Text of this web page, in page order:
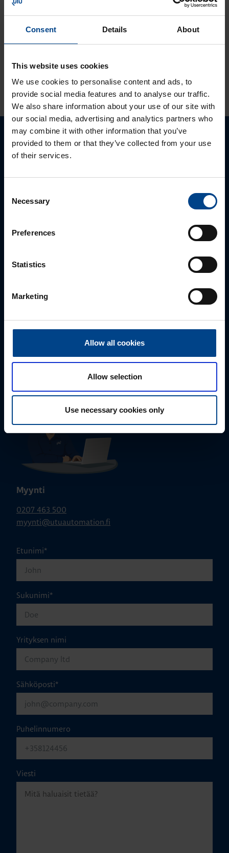
Consent Details About
This website uses cookies
We use cookies to personalise content and ads, to
provide social media features and to analyse our traffic.
We also share information about your use of our site with
our social media, advertising and analytics partners who
may combine it with other information that you’ve
provided to them or that they’ve collected from your use
of their services.
Selection
Necessary
Preferences
Statistics
Marketing
Allow all cookies
Allow selection
Use necessary cookies only
tuotteet jo lähes
30 vuotta
tuotevalikoimassamme
KATSO LISÄÄ ARTIKKELEITA
Ota yhteyttä!
Tekninen tuki
tuki@utuautomation.fi
Myynti
0207 463 500
myynti@utuautomation.fi
Etunimi*
Sukunimi*
Yrityksen nimi
Sähköposti*
Puhelinnumero
Viesti